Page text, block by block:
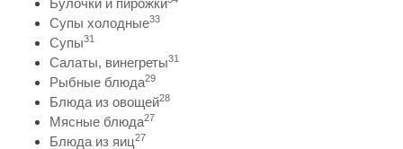
Булочки и пирожки
Супы холодные33
Супы31
Салаты, винегреты31
Рыбные блюда29
Блюда из овощей28
Мясные блюда27
Блюда из яиц27